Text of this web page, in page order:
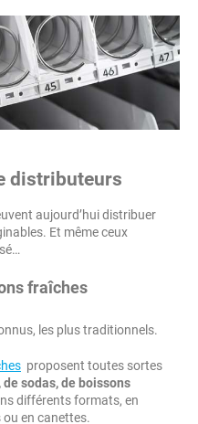
distributeurs
aujourd’hui distribuer
Et même ceux
fraîches
les plus traditionnels.
proposent toutes sortes
sodas, de boissons
différents formats, en
en canettes.